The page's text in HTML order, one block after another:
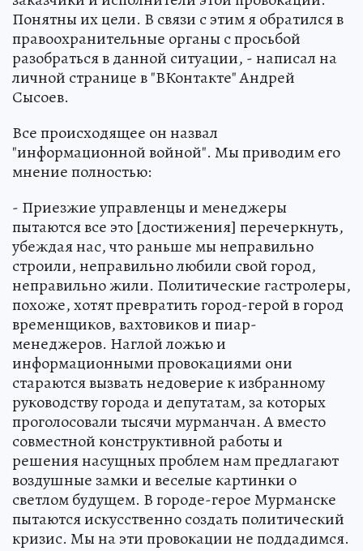
Понятны их цели. В связи с этим я обратился в
правоохранительные органы с просьбой
разобраться в данной ситуации, - написал на
личной странице в "ВКонтакте" Андрей
Сысоев.
Все происходящее он назвал
"информационной войной". Мы приводим его
мнение полностью:
- Приезжие управленцы и менеджеры
пытаются все это [достижения] перечеркнуть,
убеждая нас, что раньше мы неправильно
строили, неправильно любили свой город,
неправильно жили. Политические гастролеры,
похоже, хотят превратить город-герой в город
временщиков, вахтовиков и пиар-
менеджеров. Наглой ложью и
информационными провокациями они
стараются вызвать недоверие к избранному
руководству города и депутатам, за которых
проголосовали тысячи мурманчан. А вместо
совместной конструктивной работы и
решения насущных проблем нам предлагают
воздушные замки и веселые картинки о
светлом будущем. В городе-герое Мурманске
пытаются искусственно создать политический
кризис. Мы на эти провокации не поддадимся.